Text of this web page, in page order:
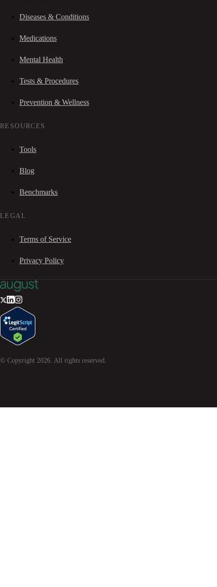
Diseases & Conditions
Medications
Mental Health
Tests & Procedures
Prevention & Wellness
RESOURCES
Tools
Blog
Benchmarks
LEGAL
Terms of Service
Privacy Policy
© Copyright 2026 . All rights reserved.